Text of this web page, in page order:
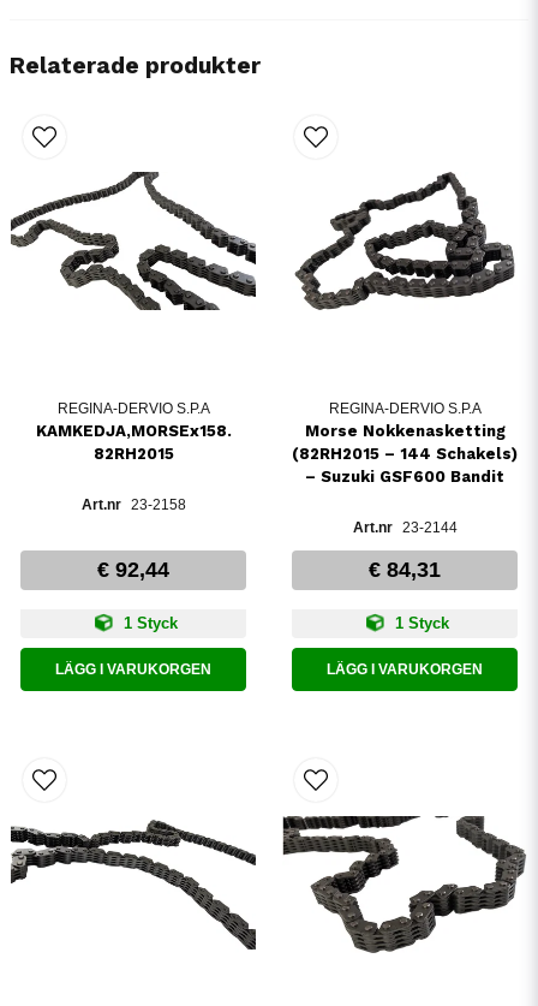
Relaterade produkter
REGINA-DERVIO S.P.A
KAMKEDJA,MORSEx158.
82RH2015
23-2158
€ 92,44
1 Styck
LÄGG I VARUKORGEN
REGINA-DERVIO S.P.A
Morse Nokkenasketting
(82RH2015 – 144 Schakels)
– Suzuki GSF600 Bandit
23-2144
€ 84,31
1 Styck
LÄGG I VARUKORGEN